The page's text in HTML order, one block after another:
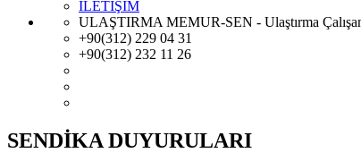
İLETİŞİM
ULAŞTIRMA MEMUR-SEN - Ulaştırma
+90(312) 229 04 31
+90(312) 232 11 26
SENDİKA DUYURULARI